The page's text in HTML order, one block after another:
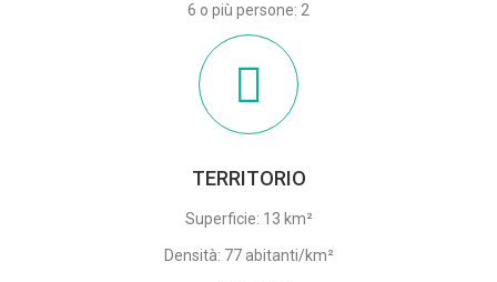
6 o più persone: 2
TERRITORIO
Superficie: 13 km²
Densità: 77 abitanti/km²